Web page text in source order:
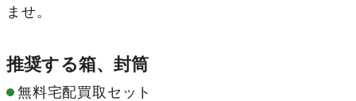
ませ。
推奨する箱、封筒
無料宅配買取セット